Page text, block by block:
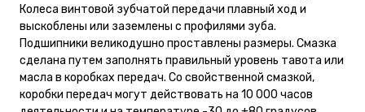
Колеса винтовой зубчатой передачи плавный ход и
выскоблены или заземлены с профилями зуба.
Подшипники великодушно проставлены размеры. Смазка
сделана путем заполнять правильный уровень тавота или
масла в коробках передач. Со свойственной смазкой,
коробки передач могут действовать на 10 000 часов